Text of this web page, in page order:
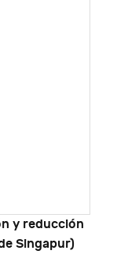
y reducción
Singapur)